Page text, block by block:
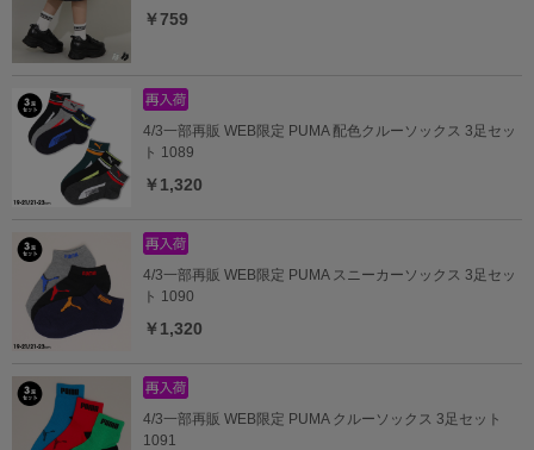
￥759
4/3一部再販 WEB限定 PUMA 配色クルーソックス 3足セッ
ト 1089
￥1,320
4/3一部再販 WEB限定 PUMA スニーカーソックス 3足セッ
ト 1090
￥1,320
4/3一部再販 WEB限定 PUMA クルーソックス 3足セット
1091